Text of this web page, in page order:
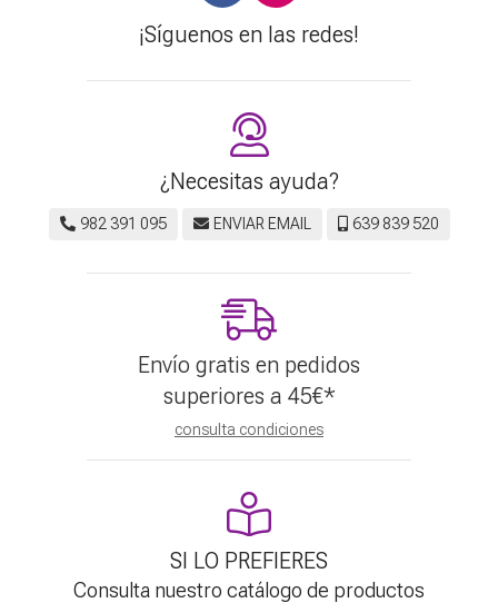
¡Síguenos en las redes!
¿Necesitas ayuda?
982 391 095 ENVIAR EMAIL 639 839 520
Envío gratis en pedidos
superiores a 45€*
consulta condiciones
SI LO PREFIERES
Consulta nuestro catálogo de productos